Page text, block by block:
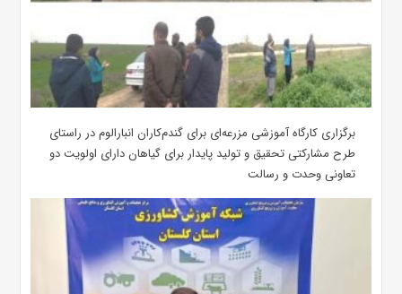
برگزاری کارگاه آموزشی مزرعه‌ای برای گندم‌کاران انبارالوم در راستای
طرح مشارکتی تحقیق و تولید پایدار برای گیاهان دارای اولویت دو
تعاونی وحدت و رسالت